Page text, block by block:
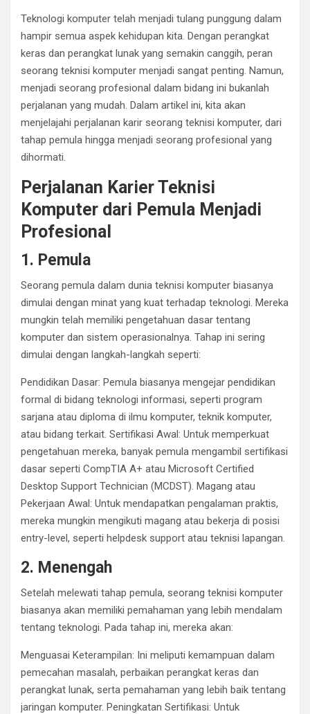
Teknologi komputer telah menjadi tulang punggung dalam
hampir semua aspek kehidupan kita. Dengan perangkat
keras dan perangkat lunak yang semakin canggih, peran
seorang teknisi komputer menjadi sangat penting. Namun,
menjadi seorang profesional dalam bidang ini bukanlah
perjalanan yang mudah. Dalam artikel ini, kita akan
menjelajahi perjalanan karir seorang teknisi komputer, dari
tahap pemula hingga menjadi seorang profesional yang
dihormati.
Perjalanan Karier Teknisi
Komputer dari Pemula Menjadi
Profesional
1. Pemula
Seorang pemula dalam dunia teknisi komputer biasanya
dimulai dengan minat yang kuat terhadap teknologi. Mereka
mungkin telah memiliki pengetahuan dasar tentang
komputer dan sistem operasionalnya. Tahap ini sering
dimulai dengan langkah-langkah seperti:
Pendidikan Dasar: Pemula biasanya mengejar pendidikan
formal di bidang teknologi informasi, seperti program
sarjana atau diploma di ilmu komputer, teknik komputer,
atau bidang terkait. Sertifikasi Awal: Untuk memperkuat
pengetahuan mereka, banyak pemula mengambil sertifikasi
dasar seperti CompTIA A+ atau Microsoft Certified
Desktop Support Technician (MCDST). Magang atau
Pekerjaan Awal: Untuk mendapatkan pengalaman praktis,
mereka mungkin mengikuti magang atau bekerja di posisi
entry-level, seperti helpdesk support atau teknisi lapangan.
2. Menengah
Setelah melewati tahap pemula, seorang teknisi komputer
biasanya akan memiliki pemahaman yang lebih mendalam
tentang teknologi. Pada tahap ini, mereka akan:
Menguasai Keterampilan: Ini meliputi kemampuan dalam
pemecahan masalah, perbaikan perangkat keras dan
perangkat lunak, serta pemahaman yang lebih baik tentang
jaringan komputer. Peningkatan Sertifikasi: Untuk